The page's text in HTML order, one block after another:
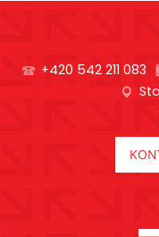
+420 542 211 083